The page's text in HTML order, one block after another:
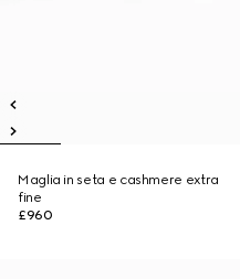
Maglia in seta e cashmere extra
fine
£960